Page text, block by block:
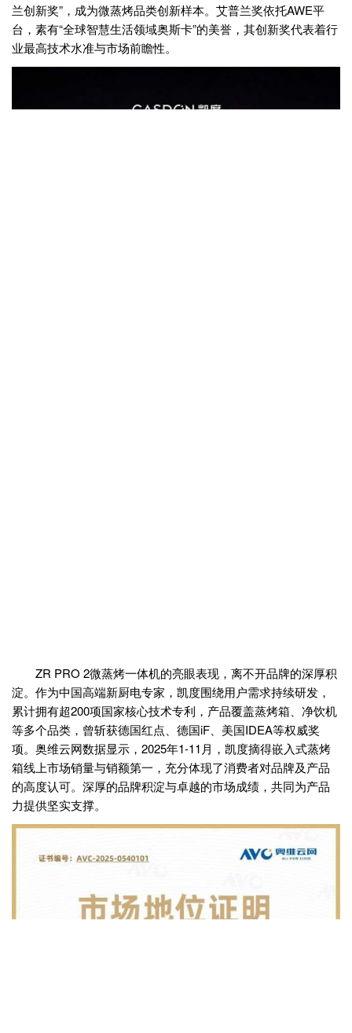
兰创新奖”，成为微蒸烤品类创新样本。艾普兰奖依托AWE平
台，素有“全球智慧生活领域奥斯卡”的美誉，其创新奖代表着行
业最高技术水准与市场前瞻性。
ZR PRO 2微蒸烤一体机的亮眼表现，离不开品牌的深厚积
淀。作为中国高端新厨电专家，凯度围绕用户需求持续研发，
累计拥有超200项国家核心技术专利，产品覆盖蒸烤箱、净饮机
等多个品类，曾斩获德国红点、德国iF、美国IDEA等权威奖
项。奥维云网数据显示，2025年1-11月，凯度摘得嵌入式蒸烤
箱线上市场销量与销额第一，充分体现了消费者对品牌及产品
的高度认可。深厚的品牌积淀与卓越的市场成绩，共同为产品
力提供坚实支撑。